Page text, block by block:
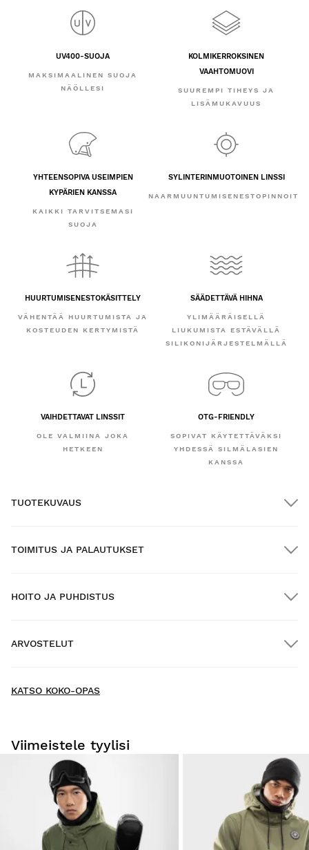
UV400-SUOJA
MAKSIMAALINEN SUOJA
NÄÖLLESI
KOLMIKERROKSINEN
VAAHTOMUOVI
SUUREMPI TIHEYS JA
LISÄMUKAVUUS
YHTEENSOPIVA USEIMPIEN
KYPÄRIEN KANSSA
KAIKKI TARVITSEMASI
SUOJA
SYLINTERINMUOTOINEN LINSSI
NAARMUUNTUMISENESTOPINNOITE
HUURTUMISENESTOKÄSITTELY
VÄHENTÄÄ HUURTUMISTA JA
KOSTEUDEN KERTYMISTÄ
SÄÄDETTÄVÄ HIHNA
YLIMÄÄRÄISELLÄ
LIUKUMISTA ESTÄVÄLLÄ
SILIKONIJÄRJESTELMÄLLÄ
VAIHDETTAVAT LINSSIT
OLE VALMIINA JOKA
HETKEEN
OTG-FRIENDLY
SOPIVAT KÄYTETTÄVÄKSI
YHDESSÄ SILMÄLASIEN
KANSSA
TUOTEKUVAUS
TOIMITUS JA PALAUTUKSET
Kotiinkuljetus yli $300.00:n tilauksiin
Kokeile tuotteitamme mukavasti kotona. Sinulla on 30
päivää toimituspäivästä alkaen tehdä palautusilmoitus.
Voit helposti ja nopeasti palauttaa tuotteen tilauksestasi
käyttäjätilisi kautta.
HOITO JA PUHDISTUS
ARVOSTELUT
KATSO KOKO-OPAS
Viimeistele tyylisi